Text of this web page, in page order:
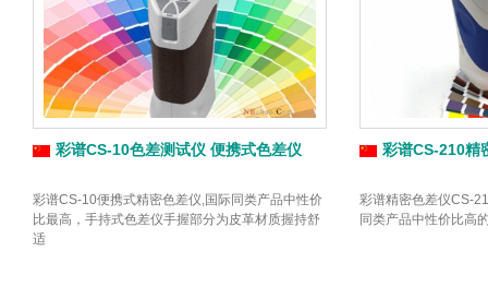
彩谱CS-10色差测试仪 便携式色差仪
彩谱CS-10便携式精密色差仪,国际同类产品中性价
比最高，手持式色差仪手握部分为皮革材质握持舒
适
彩谱CS-210精
彩谱精密色差仪CS-
同类产品中性价比高